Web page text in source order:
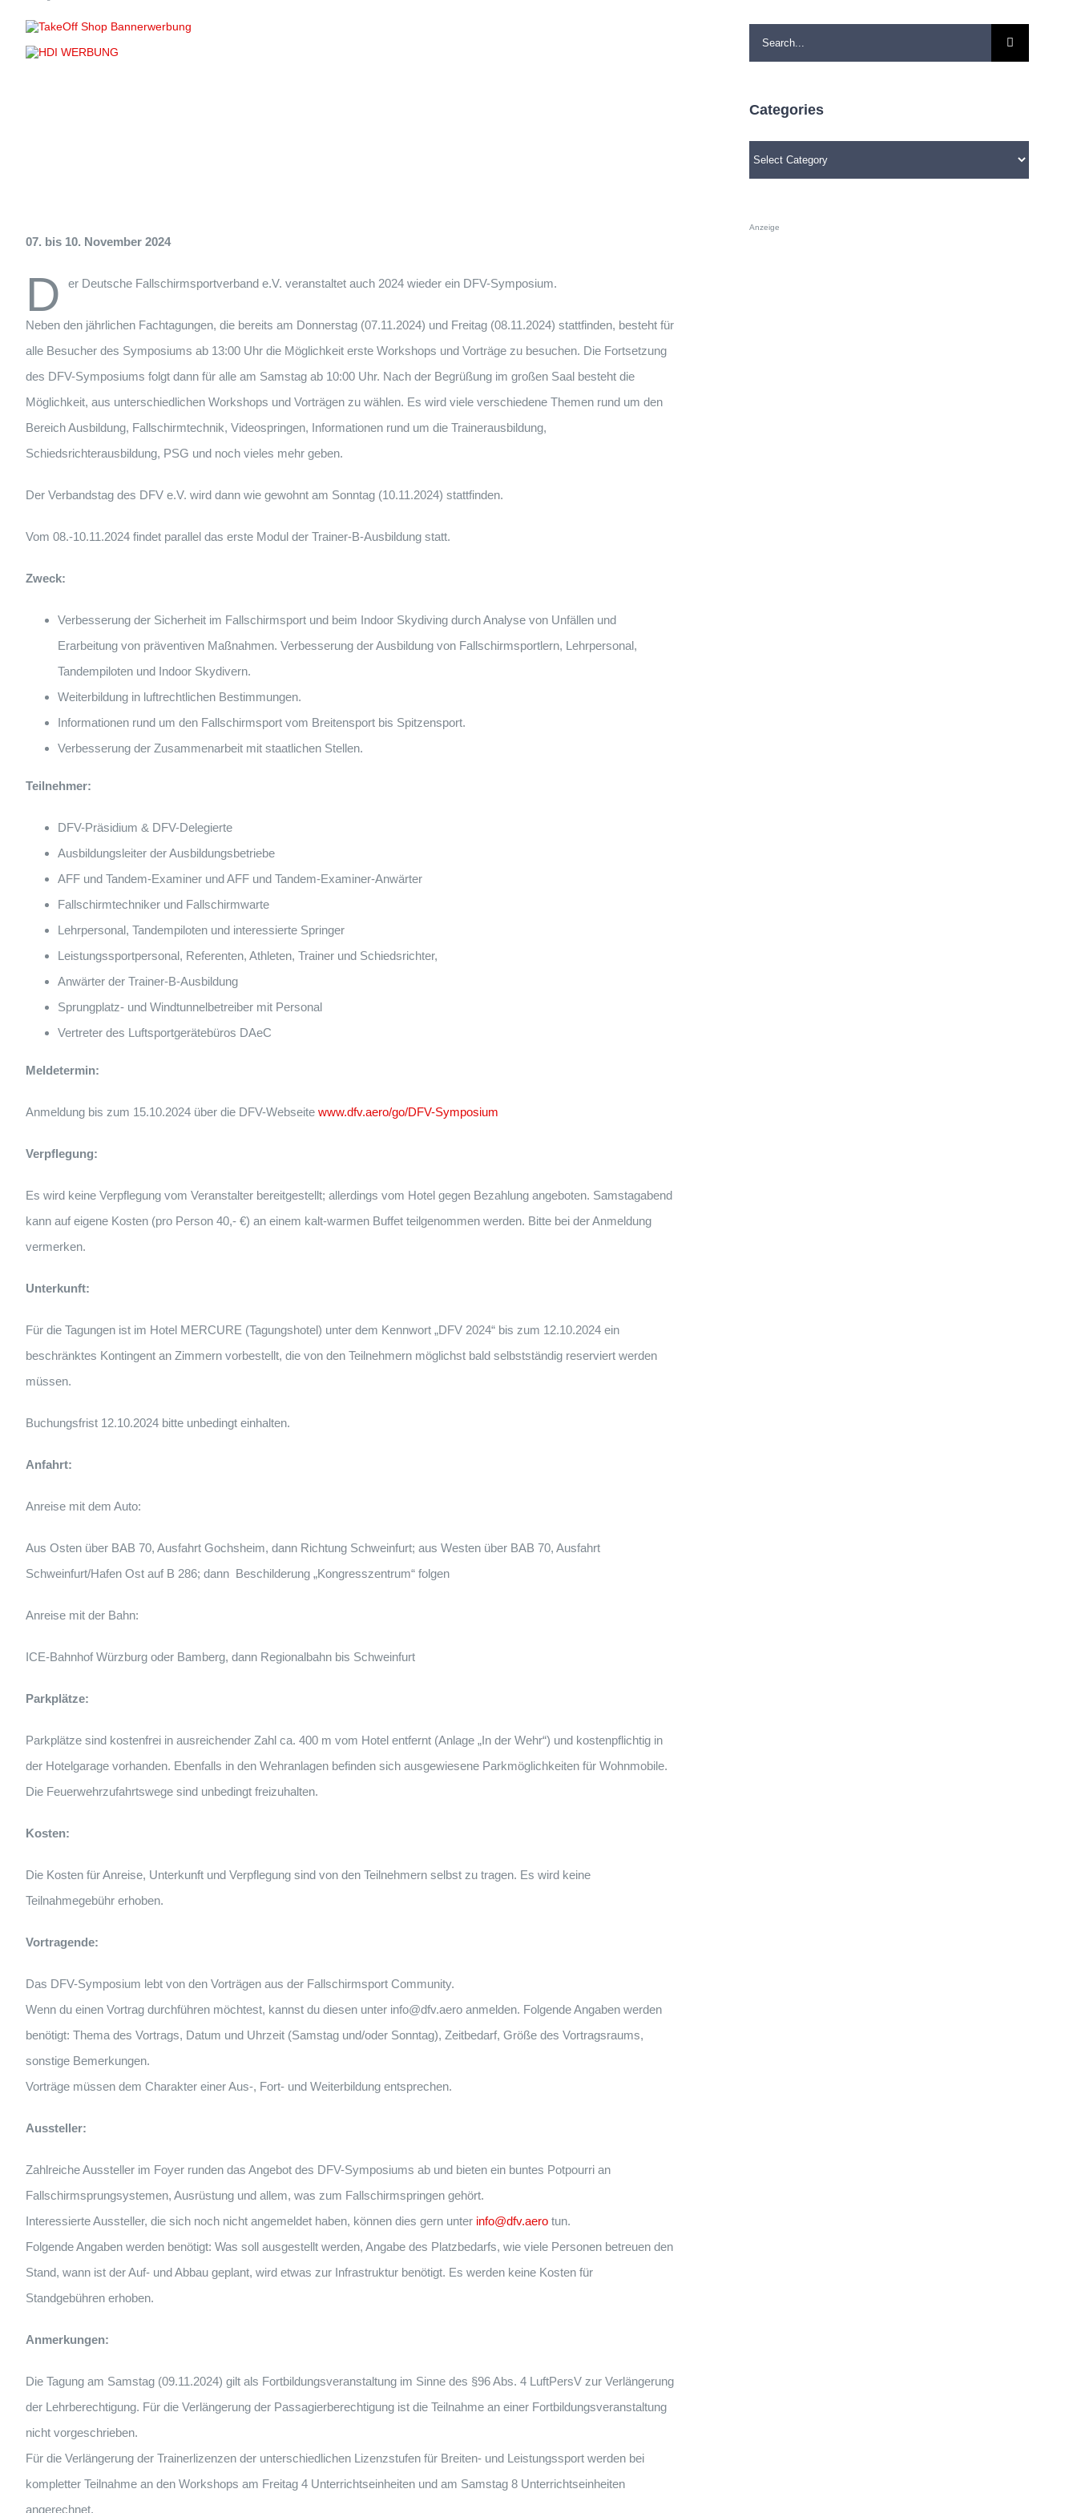
07. bis 10. November 2024
D er Deutsche Fallschirmsportverband e.V. veranstaltet auch 2024 wieder ein DFV-Symposium.
Neben den jährlichen Fachtagungen, die bereits am Donnerstag (07.11.2024) und Freitag (08.11.2024) stattfinden, besteht für
alle Besucher des Symposiums ab 13:00 Uhr die Möglichkeit erste Workshops und Vorträge zu besuchen. Die Fortsetzung
des DFV-Symposiums folgt dann für alle am Samstag ab 10:00 Uhr. Nach der Begrüßung im großen Saal besteht die
Möglichkeit, aus unterschiedlichen Workshops und Vorträgen zu wählen. Es wird viele verschiedene Themen rund um den
Bereich Ausbildung, Fallschirmtechnik, Videospringen, Informationen rund um die Trainerausbildung,
Schiedsrichterausbildung, PSG und noch vieles mehr geben.
Der Verbandstag des DFV e.V. wird dann wie gewohnt am Sonntag (10.11.2024) stattfinden.
Vom 08.-10.11.2024 findet parallel das erste Modul der Trainer-B-Ausbildung statt.
Zweck:
Verbesserung der Sicherheit im Fallschirmsport und beim Indoor Skydiving durch Analyse von Unfällen und
Erarbeitung von präventiven Maßnahmen. Verbesserung der Ausbildung von Fallschirmsportlern, Lehrpersonal,
Tandempiloten und Indoor Skydivern.
Weiterbildung in luftrechtlichen Bestimmungen.
Informationen rund um den Fallschirmsport vom Breitensport bis Spitzensport.
Verbesserung der Zusammenarbeit mit staatlichen Stellen.
Teilnehmer:
DFV-Präsidium & DFV-Delegierte
Ausbildungsleiter der Ausbildungsbetriebe
AFF und Tandem-Examiner und AFF und Tandem-Examiner-Anwärter
Fallschirmtechniker und Fallschirmwarte
Lehrpersonal, Tandempiloten und interessierte Springer
Leistungssportpersonal, Referenten, Athleten, Trainer und Schiedsrichter,
Anwärter der Trainer-B-Ausbildung
Sprungplatz- und Windtunnelbetreiber mit Personal
Vertreter des Luftsportgerätebüros DAeC
Meldetermin:
Anmeldung bis zum 15.10.2024 über die DFV-Webseite www.dfv.aero/go/DFV-Symposium
Verpflegung:
Es wird keine Verpflegung vom Veranstalter bereitgestellt; allerdings vom Hotel gegen Bezahlung angeboten. Samstagabend
kann auf eigene Kosten (pro Person 40,- €) an einem kalt-warmen Buffet teilgenommen werden. Bitte bei der Anmeldung
vermerken.
Unterkunft:
Für die Tagungen ist im Hotel MERCURE (Tagungshotel) unter dem Kennwort „DFV 2024“ bis zum 12.10.2024 ein
beschränktes Kontingent an Zimmern vorbestellt, die von den Teilnehmern möglichst bald selbstständig reserviert werden
müssen.
Buchungsfrist 12.10.2024 bitte unbedingt einhalten.
Anfahrt:
Anreise mit dem Auto:
Aus Osten über BAB 70, Ausfahrt Gochsheim, dann Richtung Schweinfurt; aus Westen über BAB 70, Ausfahrt
Schweinfurt/Hafen Ost auf B 286; dann Beschilderung „Kongresszentrum“ folgen
Anreise mit der Bahn:
ICE-Bahnhof Würzburg oder Bamberg, dann Regionalbahn bis Schweinfurt
Parkplätze:
Parkplätze sind kostenfrei in ausreichender Zahl ca. 400 m vom Hotel entfernt (Anlage „In der Wehr“) und kostenpflichtig in
der Hotelgarage vorhanden. Ebenfalls in den Wehranlagen befinden sich ausgewiesene Parkmöglichkeiten für Wohnmobile.
Die Feuerwehrzufahrtswege sind unbedingt freizuhalten.
Kosten:
Die Kosten für Anreise, Unterkunft und Verpflegung sind von den Teilnehmern selbst zu tragen. Es wird keine
Teilnahmegebühr erhoben.
Vortragende:
Das DFV-Symposium lebt von den Vorträgen aus der Fallschirmsport Community.
Wenn du einen Vortrag durchführen möchtest, kannst du diesen unter info@dfv.aero anmelden. Folgende Angaben werden
benötigt: Thema des Vortrags, Datum und Uhrzeit (Samstag und/oder Sonntag), Zeitbedarf, Größe des Vortragsraums,
sonstige Bemerkungen.
Vorträge müssen dem Charakter einer Aus-, Fort- und Weiterbildung entsprechen.
Aussteller:
Zahlreiche Aussteller im Foyer runden das Angebot des DFV-Symposiums ab und bieten ein buntes Potpourri an
Fallschirmsprungsystemen, Ausrüstung und allem, was zum Fallschirmspringen gehört.
Interessierte Aussteller, die sich noch nicht angemeldet haben, können dies gern unter info@dfv.aero tun.
Folgende Angaben werden benötigt: Was soll ausgestellt werden, Angabe des Platzbedarfs, wie viele Personen betreuen den
Stand, wann ist der Auf- und Abbau geplant, wird etwas zur Infrastruktur benötigt. Es werden keine Kosten für
Standgebühren erhoben.
Anmerkungen:
Die Tagung am Samstag (09.11.2024) gilt als Fortbildungsveranstaltung im Sinne des §96 Abs. 4 LuftPersV zur Verlängerung
der Lehrberechtigung. Für die Verlängerung der Passagierberechtigung ist die Teilnahme an einer Fortbildungsveranstaltung
nicht vorgeschrieben.
Für die Verlängerung der Trainerlizenzen der unterschiedlichen Lizenzstufen für Breiten- und Leistungssport werden bei
kompletter Teilnahme an den Workshops am Freitag 4 Unterrichtseinheiten und am Samstag 8 Unterrichtseinheiten
angerechnet.
Search
for:
Categories
Categories
Anzeige